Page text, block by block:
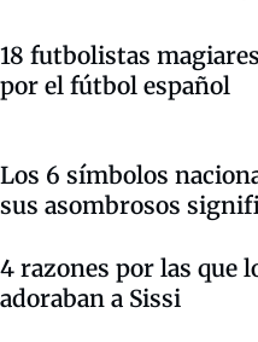
18 futbolistas
por el fútbol español
Los 6 símbolos
sus asombrosos
4 razones por las que
adoraban a Sissi